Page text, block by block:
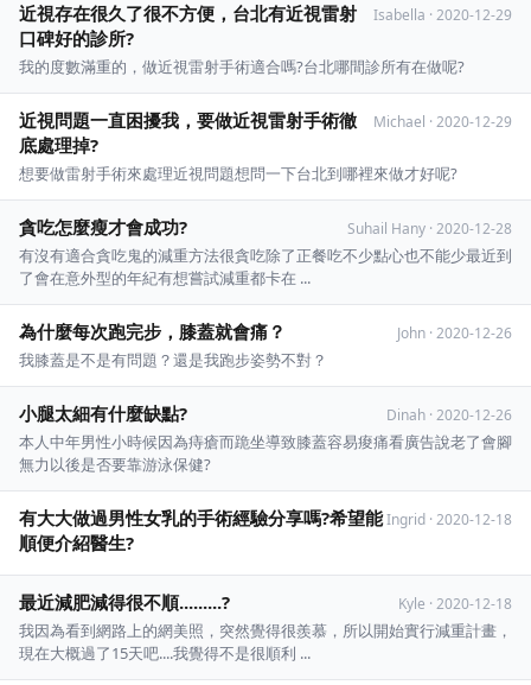
近視存在很久了很不方便，台北有近視雷射
口碑好的診所?
Isabella · 2020-12-29
我的度數滿重的，做近視雷射手術適合嗎?台北哪間診所有在做呢?
近視問題一直困擾我，要做近視雷射手術徹
底處理掉?
Michael · 2020-12-29
想要做雷射手術來處理近視問題想問一下台北到哪裡來做才好呢?
貪吃怎麼瘦才會成功? Suhail Hany · 2020-12-28
有沒有適合貪吃鬼的減重方法很貪吃除了正餐吃不少點心也不能少最近到
了會在意外型的年紀有想嘗試減重都卡在 ...
為什麼每次跑完步，膝蓋就會痛？ John · 2020-12-26
我膝蓋是不是有問題？還是我跑步姿勢不對？
小腿太細有什麼缺點? Dinah · 2020-12-26
本人中年男性小時候因為痔瘡而跪坐導致膝蓋容易痠痛看廣告說老了會腳
無力以後是否要靠游泳保健?
有大大做過男性女乳的手術經驗分享嗎?希望能
順便介紹醫生?
Ingrid · 2020-12-18
最近減肥減得很不順.........? Kyle · 2020-12-18
我因為看到網路上的網美照，突然覺得很羨慕，所以開始實行減重計畫，
現在大概過了15天吧....我覺得不是很順利 ...